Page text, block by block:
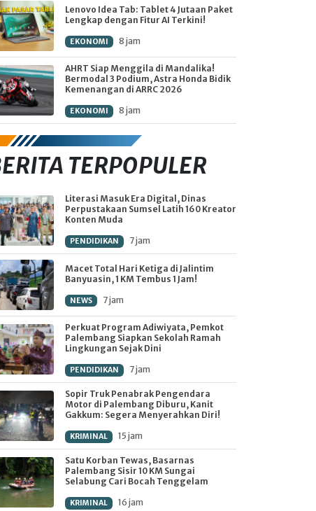
Lenovo Idea Tab: Tablet 4 Jutaan Paket
Lengkap dengan Fitur AI Terkini!
EKONOMI 8 jam
AHRT Siap Menggila di Mandalika!
Bermodal 3 Podium, Astra Honda Bidik
Kemenangan di ARRC 2026
EKONOMI 8 jam
TERPOPULER
Literasi Masuk Era Digital, Dinas
Perpustakaan Sumsel Latih 160 Kreator
Konten Muda
PENDIDIKAN 7 jam
Macet Total Hari Ketiga di Jalintim
Banyuasin, 1 KM Tembus 1 Jam!
NEWS 7 jam
Perkuat Program Adiwiyata, Pemkot
Palembang Siapkan Sekolah Ramah
Lingkungan Sejak Dini
PENDIDIKAN 7 jam
Sopir Truk Penabrak Pengendara
Motor di Palembang Diburu, Kanit
Gakkum: Segera Menyerahkan Diri!
KRIMINAL 15 jam
Satu Korban Tewas, Basarnas
Palembang Sisir 10 KM Sungai
Selabung Cari Bocah Tenggelam
KRIMINAL 16 jam